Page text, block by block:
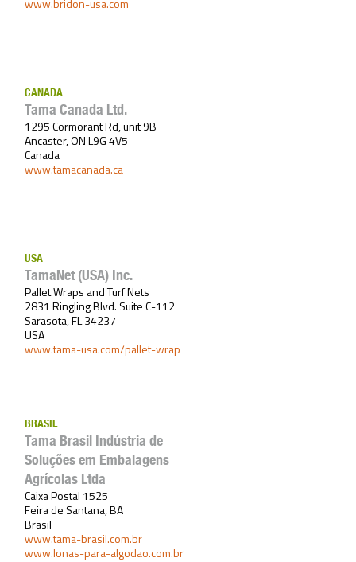
www.bridon-usa.com
CANADA
Tama Canada Ltd.
1295 Cormorant Rd, unit 9B
Ancaster, ON L9G 4V5
Canada
www.tamacanada.ca
USA
TamaNet (USA) Inc.
Pallet Wraps and Turf Nets
2831 Ringling Blvd. Suite C-112
Sarasota, FL 34237
USA
www.tama-usa.com/pallet-wrap
BRASIL
Tama Brasil Indústria de
Soluções em Embalagens
Agrícolas Ltda
Caixa Postal 1525
Feira de Santana, BA
Brasil
www.tama-brasil.com.br
www.lonas-para-algodao.com.br